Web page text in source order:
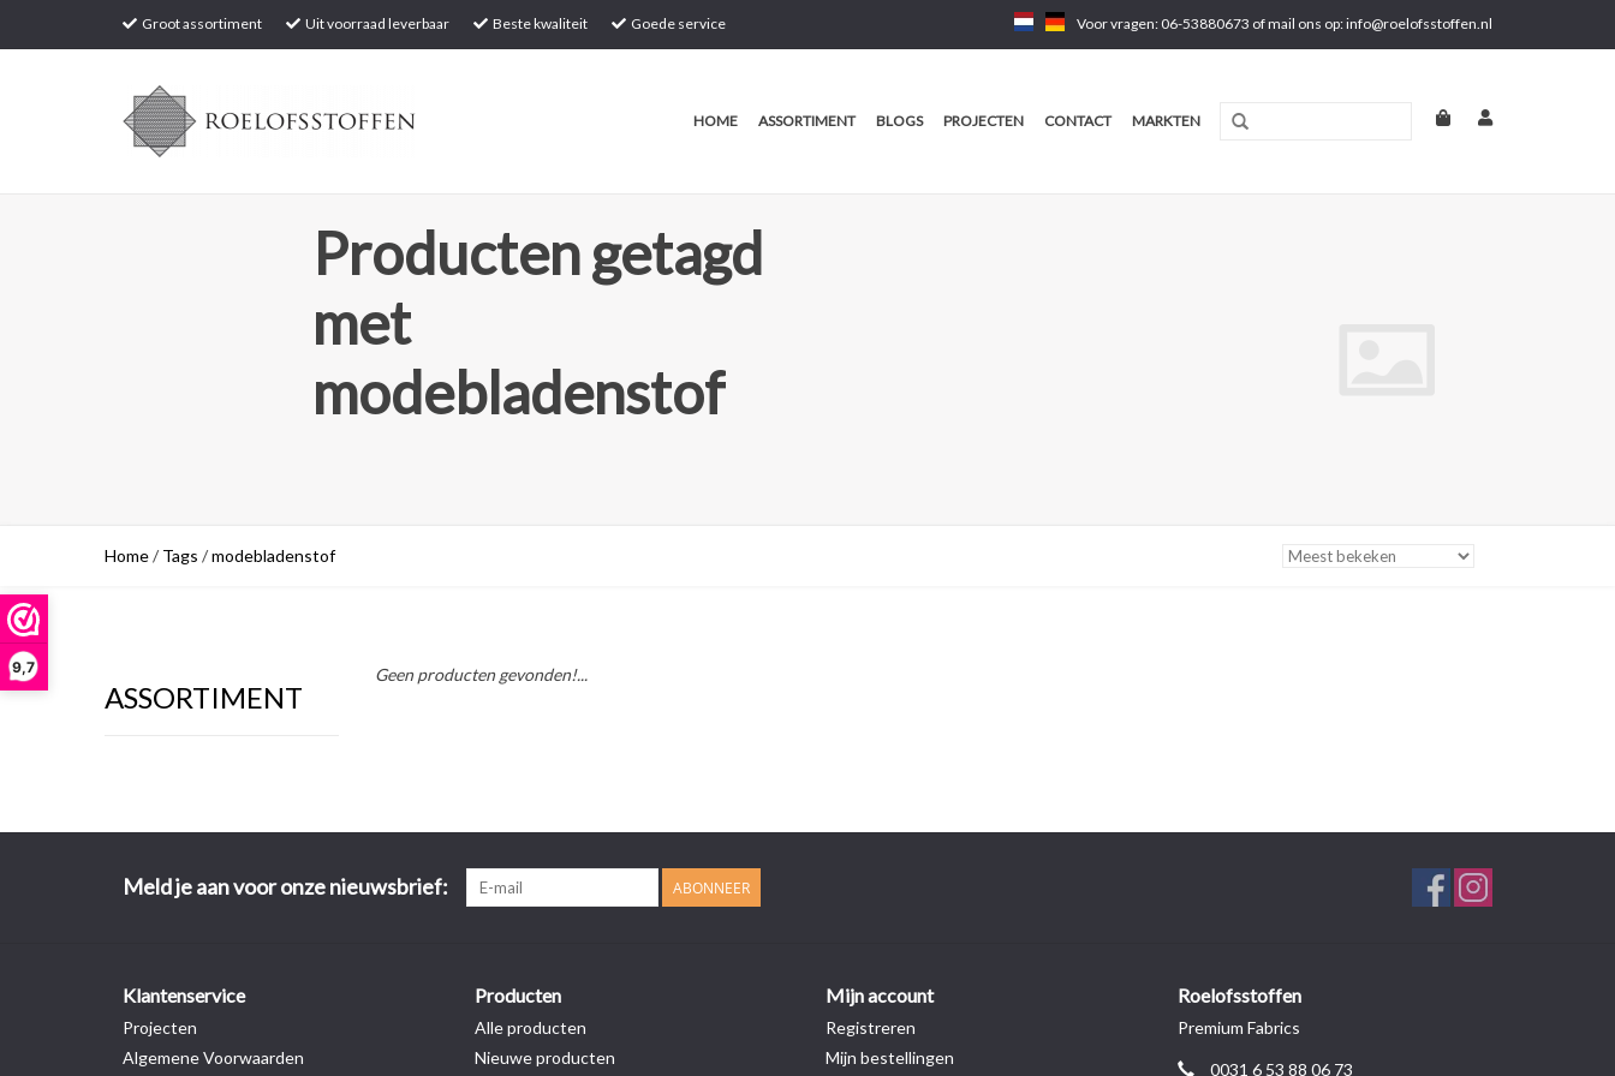
9,7
Groot assortiment Uit voorraad leverbaar Beste kwaliteit Goede service Voor vragen: 06-53880673 of mail ons op:info@roelofsstoffen.nl
HOME ASSORTIMENT BLOGS PROJECTEN CONTACT MARKTEN
Producten getagd
met
modebladenstof
Home/ Tags /modebladenstof
ASSORTIMENT
Geen producten gevonden!...
Meld je aan voor onze nieuwsbrief: ABONNEER
Klantenservice
Projecten
Algemene Voorwaarden
Producten
Alle producten
Nieuwe producten
Mijn account
Registreren
Mijn bestellingen
Roelofsstoffen
Premium Fabrics
0031 6 53 88 06 73